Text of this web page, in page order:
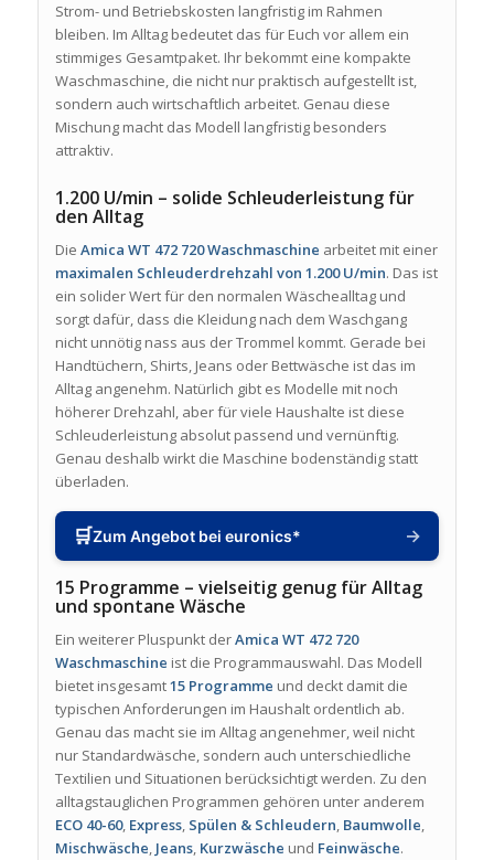
Strom- und Betriebskosten langfristig im Rahmen
bleiben. Im Alltag bedeutet das für Euch vor allem ein
stimmiges Gesamtpaket. Ihr bekommt eine kompakte
Waschmaschine, die nicht nur praktisch aufgestellt ist,
sondern auch wirtschaftlich arbeitet. Genau diese
Mischung macht das Modell langfristig besonders
attraktiv.
1.200 U/min – solide Schleuderleistung für
den Alltag
Die Amica WT 472 720 Waschmaschine arbeitet mit einer
maximalen Schleuderdrehzahl von 1.200 U/min. Das ist
ein solider Wert für den normalen Wäschealltag und
sorgt dafür, dass die Kleidung nach dem Waschgang
nicht unnötig nass aus der Trommel kommt. Gerade bei
Handtüchern, Shirts, Jeans oder Bettwäsche ist das im
Alltag angenehm. Natürlich gibt es Modelle mit noch
höherer Drehzahl, aber für viele Haushalte ist diese
Schleuderleistung absolut passend und vernünftig.
Genau deshalb wirkt die Maschine bodenständig statt
überladen.
🛒Zum Angebot bei euronics* →
15 Programme – vielseitig genug für Alltag
und spontane Wäsche
Ein weiterer Pluspunkt derAmica WT 472 720
Waschmaschine ist die Programmauswahl. Das Modell
bietet insgesamt15 Programme und deckt damit die
typischen Anforderungen im Haushalt ordentlich ab.
Genau das macht sie im Alltag angenehmer, weil nicht
nur Standardwäsche, sondern auch unterschiedliche
Textilien und Situationen berücksichtigt werden. Zu den
alltagstauglichen Programmen gehören unter anderem
ECO 40-60, Express, Spülen & Schleudern, Baumwolle,
Mischwäsche, Jeans, Kurzwäsche und Feinwäsche.